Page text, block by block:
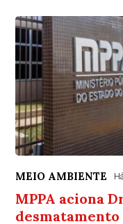
MEIO AMBIENTE
MPPA aciona
desmatamento